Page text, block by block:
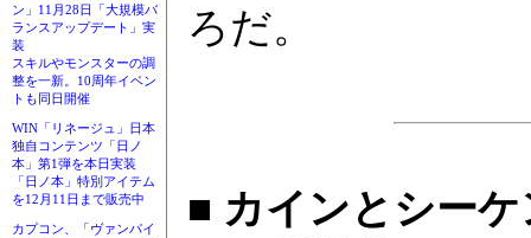
ン」11月28日「大規模バ
ランスアップデート」実
装
スキルやモンスターの調
整を一新。10周年イベン
トも同日開催
WIN「リネージュ」日本
独自コンテンツ「日ノ
本」第1弾を本日実装
「日ノ本」特別アイテム
を12月11日まで販売中
カプコン、「ヴァンパイ
ろだ。
■ カインとシー